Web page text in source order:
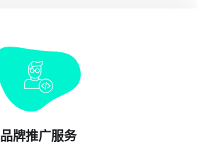
品牌推广服务